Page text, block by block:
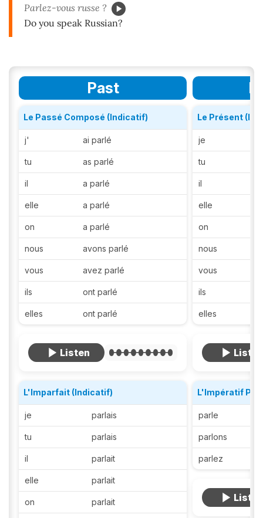
Parlez-vous russe ?
Do you speak Russian?
Past
Le Passé Composé (Indicatif)
j' ai parlé
tu as parlé
il a parlé
elle a parlé
on a parlé
nous avons parlé
vous avez parlé
ils ont parlé
elles ont parlé
L'Imparfait (Indicatif)
je parlais
tu parlais
il parlait
elle parlait
on parlait
Le Présent
je
tu
il
elle
on
nous
vous
ils
elles
L'Impératif
parle
parlons
parlez